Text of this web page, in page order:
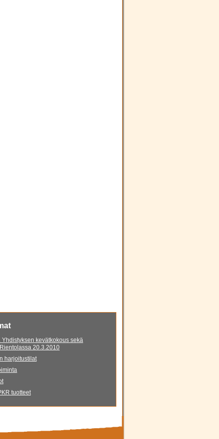
Yhdistyksen kevätkokous sekä
20.3.2010
harjoitustilat
tuotteet